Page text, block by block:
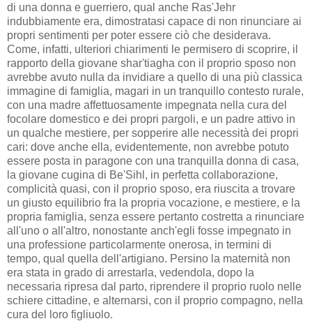
di una donna e guerriero, qual anche Ras'Jehr
indubbiamente era, dimostratasi capace di non rinunciare ai
propri sentimenti per poter essere ciò che desiderava.
Come, infatti, ulteriori chiarimenti le permisero di scoprire, il
rapporto della giovane shar'tiagha con il proprio sposo non
avrebbe avuto nulla da invidiare a quello di una più classica
immagine di famiglia, magari in un tranquillo contesto rurale,
con una madre affettuosamente impegnata nella cura del
focolare domestico e dei propri pargoli, e un padre attivo in
un qualche mestiere, per sopperire alle necessità dei propri
cari: dove anche ella, evidentemente, non avrebbe potuto
essere posta in paragone con una tranquilla donna di casa,
la giovane cugina di Be'Sihl, in perfetta collaborazione,
complicità quasi, con il proprio sposo, era riuscita a trovare
un giusto equilibrio fra la propria vocazione, e mestiere, e la
propria famiglia, senza essere pertanto costretta a rinunciare
all'uno o all'altro, nonostante anch'egli fosse impegnato in
una professione particolarmente onerosa, in termini di
tempo, qual quella dell'artigiano. Persino la maternità non
era stata in grado di arrestarla, vedendola, dopo la
necessaria ripresa dal parto, riprendere il proprio ruolo nelle
schiere cittadine, e alternarsi, con il proprio compagno, nella
cura del loro figliuolo.